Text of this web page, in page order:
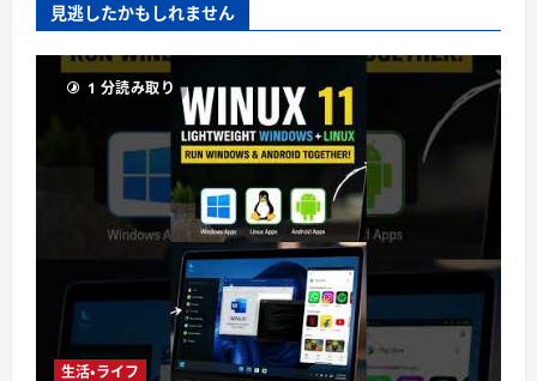
見逃したかもしれません
1 分読み取り
生活・ライフ